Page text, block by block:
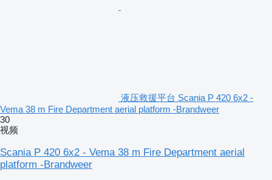
液压救援平台 Scania P 420 6x2 -
Vema 38 m Fire Department aerial platform -Brandweer
30
视频
Scania P 420 6x2 - Vema 38 m Fire Department aerial
platform -Brandweer